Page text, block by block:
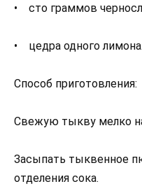
• сто граммов
• цедра одного лимона.
Способ приготовления:
Свежую тыкву мелко
Засыпать тыквенное
отделения сока.